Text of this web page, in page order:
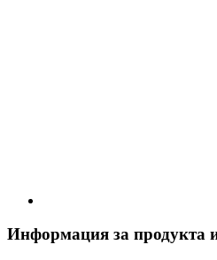
Информация за продукта